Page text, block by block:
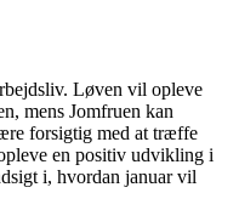
Løven vil opleve
mens Jomfruen kan
forsigtig med at træffe
en positiv udvikling i
i, hvordan januar vil